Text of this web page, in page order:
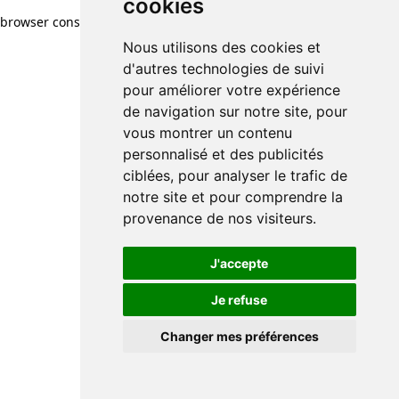
cookies
Nous utilisons des cookies et
d'autres technologies de suivi
pour améliorer votre expérience
de navigation sur notre site, pour
vous montrer un contenu
personnalisé et des publicités
ciblées, pour analyser le trafic de
notre site et pour comprendre la
provenance de nos visiteurs.
J'accepte
Je refuse
Changer mes préférences
browser console for more information)